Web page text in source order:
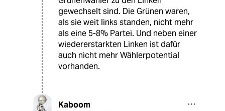
gewechselt sind. Die Grünen waren,
als sie weit links standen, nicht mehr
als eine 5-8% Partei. Und neben einer
wiedererstarkten Linken ist dafür
auch nicht mehr Wählerpotential
vorhanden.
Kaboom